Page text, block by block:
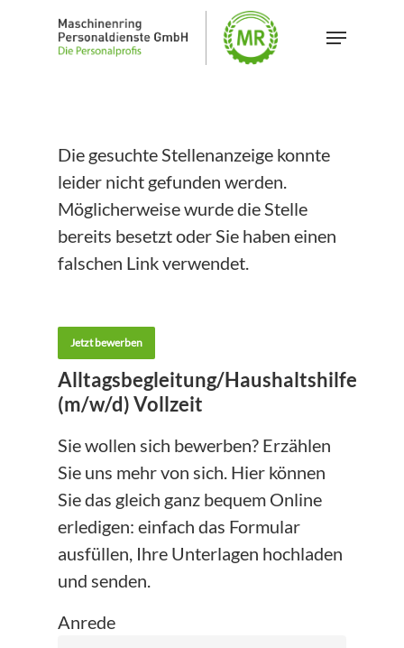
Menu
Die gesuchte Stellenanzeige konnte
leider nicht gefunden werden.
Möglicherweise wurde die Stelle
bereits besetzt oder Sie haben einen
falschen Link verwendet.
Jetzt bewerben
Alltagsbegleitung/Haushaltshilfe
(m/w/d) Vollzeit
Sie wollen sich bewerben? Erzählen
Sie uns mehr von sich. Hier können
Sie das gleich ganz bequem Online
erledigen: einfach das Formular
ausfüllen, Ihre Unterlagen hochladen
und senden.
Anrede